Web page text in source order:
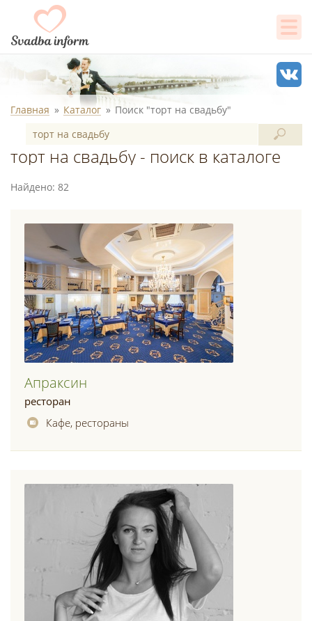
Главная Каталог Поиск "торт на свадьбу"
торт на свадьбу - поиск в каталоге
Найдено: 82
Апраксин
ресторан
Кафе, рестораны